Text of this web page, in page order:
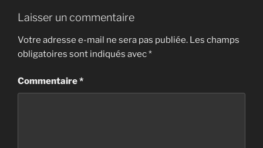
Laisser un commentaire
Votre adresse e-mail ne sera pas publiée. Les champs
obligatoires sont indiqués avec*
Commentaire*